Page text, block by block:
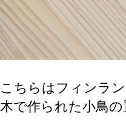
こちらはフィンラ
木で作られた小鳥